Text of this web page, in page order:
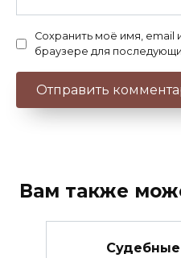
Сохранить моё имя, email
браузере для
Вам также